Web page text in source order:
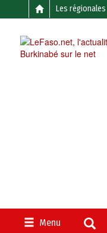
Les régionales
Menu